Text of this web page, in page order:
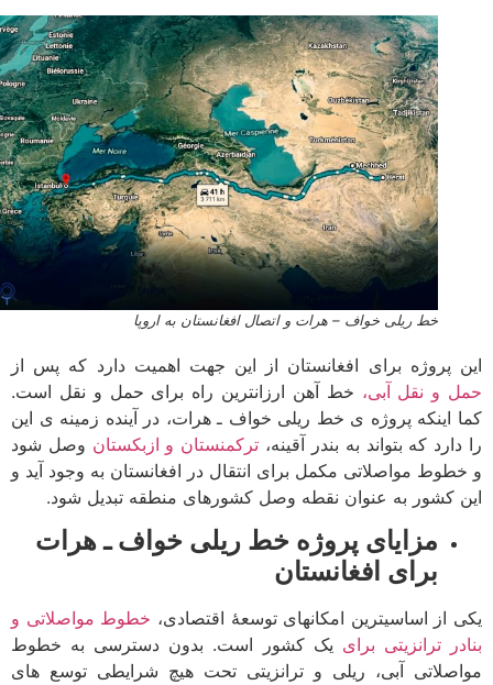
خط ریلی خواف – هرات و اتصال افغانستان به اروپا
پروژه برای افغانستان از این جهت اهمیت دارد که پس از
و نقل آبی، خط آهن ارزانترین راه برای حمل و نقل است.
اینکه پروژه­ ی خط ریلی خواف ـ هرات، در آینده زمینه ­ی این
که بتواند به بندر آقینه،ترکمنستان و ازبکستانوصل شود
مواصلاتی مکمل برای انتقال در افغانستان به وجود آید و
کشور به عنوان نقطه وصل کشورهای منطقه تبدیل شود.
مزایای پروژه خط ریلی خواف ـ هرات
برای افغانستان
از اساسی­ترین امکان­های توسعۀ اقتصادی،خطوط مواصلاتی و
ترانزیتی برای یک کشور است. بدون دسترسی به خطوط
آبی، ریلی و ترانزیتی تحت هیچ شرایطی توسع ه­ای